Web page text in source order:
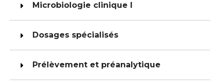
Microbiologie clinique I
Dosages spécialisés
Prélèvement et préanalytique